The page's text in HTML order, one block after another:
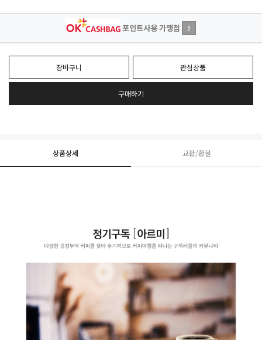
포인트사용 가맹점 ?
장바구니 관심상품
구매하기
상품상세 교환/환불